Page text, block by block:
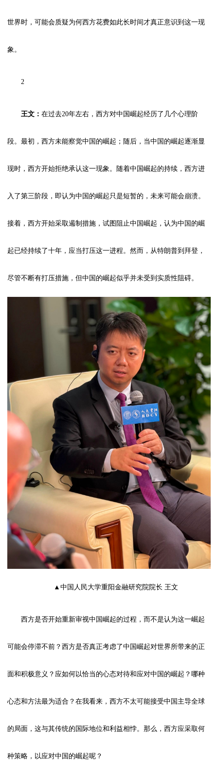
世界时，可能会质疑为何西方花费如此长时间才真正意识到这一现
象。
2
王文： 在过去20年左右，西方对中国崛起经历了几个心理阶
段。最初，西方未能察觉中国的崛起；随后，当中国的崛起逐渐显
现时，西方开始拒绝承认这一现象。随着中国崛起的持续，西方进
入了第三阶段，即认为中国的崛起只是短暂的，未来可能会崩溃。
接着，西方开始采取遏制措施，试图阻止中国崛起，认为中国的崛
起已经持续了十年，应当打压这一进程。然而，从特朗普到拜登，
尽管不断有打压措施，但中国的崛起似乎并未受到实质性阻碍。
▲中国人民大学重阳金融研究院院长 王文
西方是否开始重新审视中国崛起的过程，而不是认为这一崛起
可能会停滞不前？西方是否真正考虑了中国崛起对世界所带来的正
面和积极意义？应如何以恰当的心态对待和应对中国的崛起？哪种
心态和方法最为适合？在我看来，西方不太可能接受中国主导全球
的局面，这与其传统的国际地位和利益相悖。那么，西方应采取何
种策略，以应对中国的崛起呢？